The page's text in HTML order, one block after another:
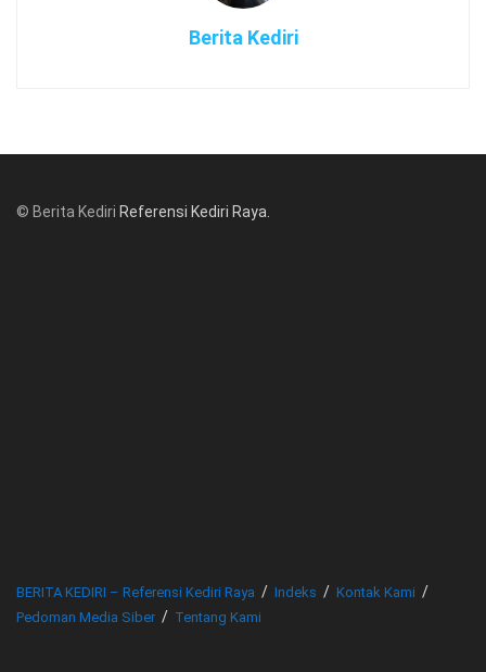
Berita Kediri
© Berita Kediri Referensi Kediri Raya
BERITA KEDIRI – Referensi Kediri Raya Indeks
Kontak Kami
Pedoman Media Siber
Tentang Kami